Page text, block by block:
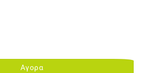
TONER YELLOW 8K TK510 ποσότητα
Αγορα